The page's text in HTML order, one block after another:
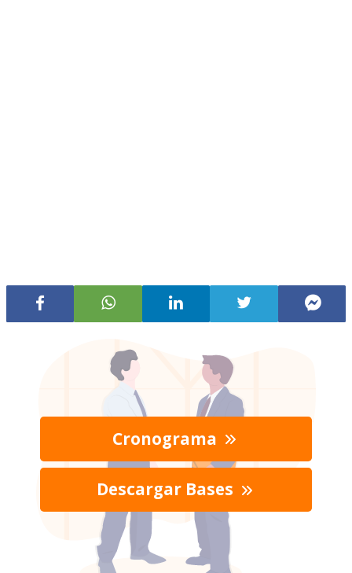
Cronograma
Descargar Bases